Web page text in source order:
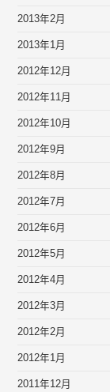
2013年2月
2013年1月
2012年12月
2012年11月
2012年10月
2012年9月
2012年8月
2012年7月
2012年6月
2012年5月
2012年4月
2012年3月
2012年2月
2012年1月
2011年12月